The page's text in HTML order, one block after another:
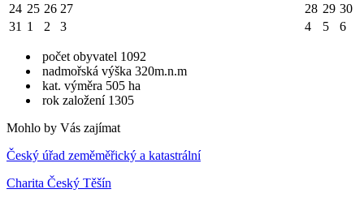
24 25 26 27 28 29 30
31 1 2 3 4 5 6
počet obyvatel 1092
nadmořská výška 320m.n.m
kat. výměra 505 ha
rok založení 1305
Mohlo by Vás zajímat
Český úřad zeměměřický a katastrální
Charita Český Těšín